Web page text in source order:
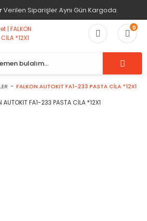
Verilen Siparişler Aynı Gün Kargoda.
0
FALKON AUTOKIT FA1-233 PASTA CİLA *12X1